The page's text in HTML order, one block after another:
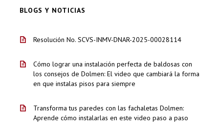
BLOGS Y NOTICIAS
Resolución No. SCVS-INMV-DNAR-2025-00028114
Cómo lograr una instalación perfecta de baldosas con
los consejos de Dolmen: El video que cambiará la forma
en que instalas pisos para siempre
Transforma tus paredes con las fachaletas Dolmen:
Aprende cómo instalarlas en este video paso a paso